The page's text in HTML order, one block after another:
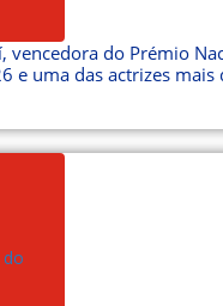
vencedora do Prémio
e uma das actrizes mais